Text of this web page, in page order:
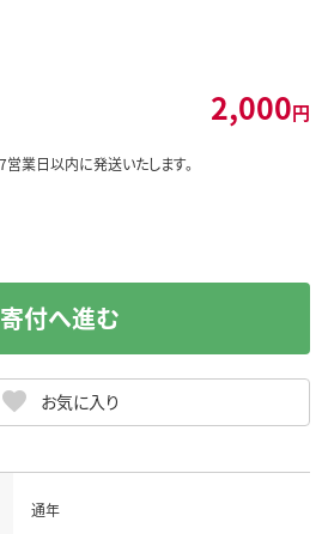
2,000円
営業日以内に発送いたします。
お気に入り
寄付へ進む
通年